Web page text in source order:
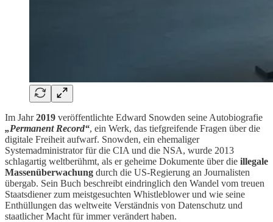
Im Jahr2019 veröffentlichte Edward Snowden seine Autobiografie
„Permanent Record“, ein Werk, das tiefgreifende Fragen über die
digitale Freiheit aufwarf. Snowden, ein ehemaliger
Systemadministrator für die CIA und die NSA, wurde 2013
schlagartig weltberühmt, als er geheime Dokumente über die illegale
Massenüberwachung durch die US-Regierung an Journalisten
übergab. Sein Buch beschreibt eindringlich den Wandel vom treuen
Staatsdiener zum meistgesuchten Whistleblower und wie seine
Enthüllungen das weltweite Verständnis von Datenschutz und
staatlicher Macht für immer verändert haben.